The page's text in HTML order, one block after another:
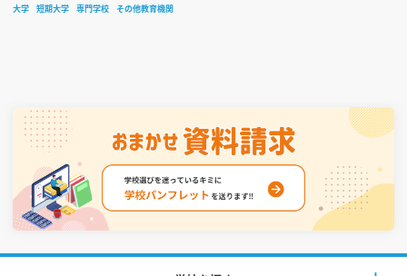
大学 短期大学 専門学校 その他教育機関